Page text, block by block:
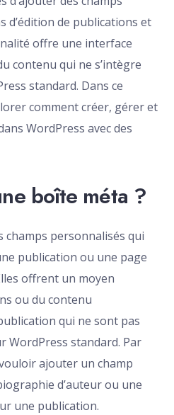
d’édition de publications et
offre une interface
contenu qui ne s’intègre
standard. Dans ce
comment créer, gérer et
WordPress avec des
boîte méta ?
champs personnalisés qui
publication ou une page
offrent un moyen
ou du contenu
qui ne sont pas
WordPress standard. Par
ajouter un champ
d’auteur ou une
une publication.